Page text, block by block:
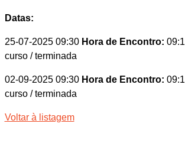
Datas:
25-07-2025 09:30 Hora de Encontro:
curso / terminada
02-09-2025 09:30 Hora de Encontro:
curso / terminada
Voltar à listagem